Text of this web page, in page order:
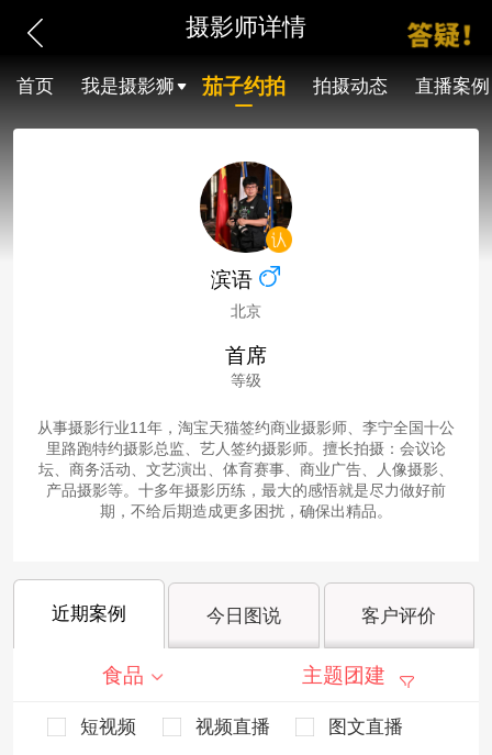
摄影师详情
首页 我是摄影狮 茄子约拍 拍摄动态 直播案例
滨语
北京
首席
等级
从事摄影行业11年，淘宝天猫签约商业摄影师、李宁全国十公
里路跑特约摄影总监、艺人签约摄影师。擅长拍摄：会议论
坛、商务活动、文艺演出、体育赛事、商业广告、人像摄影、
产品摄影等。十多年摄影历练，最大的感悟就是尽力做好前
期，不给后期造成更多困扰，确保出精品。
近期案例 今日图说 客户评价
食品 主题团建
短视频 视频直播
图文直播